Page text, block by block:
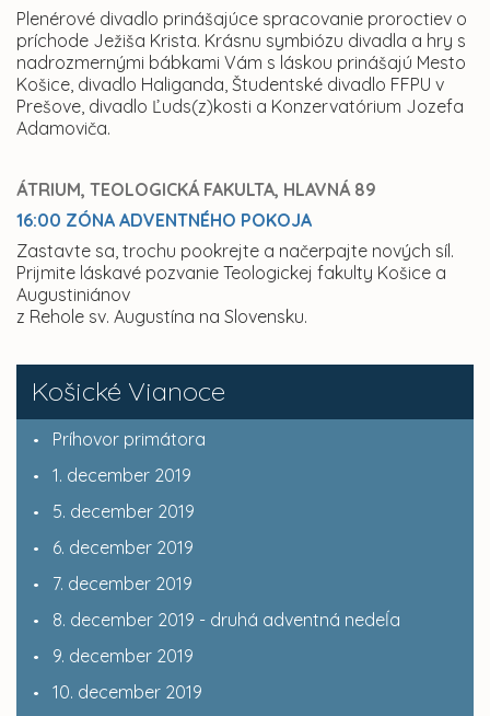
Košické Vianoce
Príhovor primátora
1. december 2019
5. december 2019
6. december 2019
7. december 2019
8. december 2019 - druhá adventná nedeĺa
9. december 2019
10. december 2019
Plenérové divadlo prinášajúce spracovanie proroctiev o
príchode Ježiša Krista. Krásnu symbiózu divadla a hry s
nadrozmernými bábkami Vám s láskou prinášajú Mesto
Košice, divadlo Haliganda, Študentské divadlo FFPU v
Prešove, divadlo Ľuds(z)kosti a Konzervatórium Jozefa
Adamoviča.
ÁTRIUM, TEOLOGICKÁ FAKULTA, HLAVNÁ 89
16:00 ZÓNA ADVENTNÉHO POKOJA
Zastavte sa, trochu pookrejte a načerpajte nových síl.
Prijmite láskavé pozvanie Teologickej fakulty Košice a
Augustiniánov
z Rehole sv. Augustína na Slovensku.